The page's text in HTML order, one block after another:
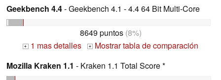
Geekbench 4.4- Geekbench 4.1 - 4.4 64 Bit Multi-Core
8649 puntos(8%)
+ 1 mas detalles +
Mostrar tabla de comparación
Mozilla Kraken 1.1 - Kraken 1.1 Total Score *